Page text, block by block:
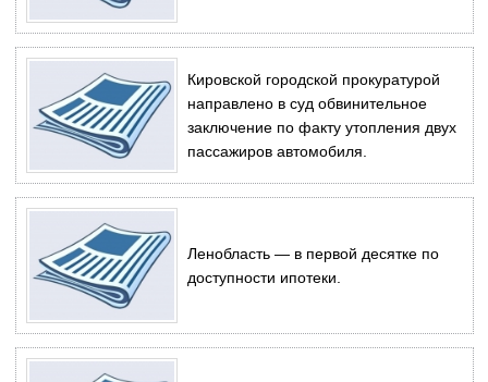
Кировской городской прокуратурой
направлено в суд обвинительное
заключение по факту утопления двух
пассажиров автомобиля.
Ленобласть — в первой десятке по
доступности ипотеки.